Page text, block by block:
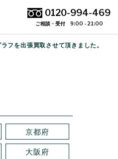
0120-994-469
ご相談・受付 9:00 - 21:00
フを出張買取させて頂きました。
京都府
大阪府